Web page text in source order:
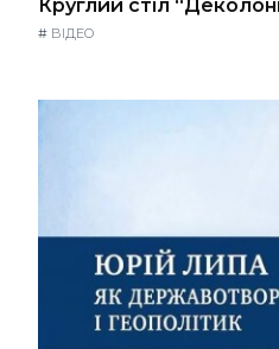
Круглий стіл
# ВІДЕО